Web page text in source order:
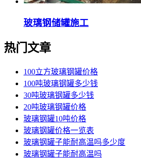
玻璃钢储罐施工
热门文章
100立方玻璃钢罐价格
100吨玻璃钢罐多少钱
30吨玻璃钢罐多少钱
20吨玻璃钢罐价格
玻璃钢罐10吨价格
玻璃钢罐价格一览表
玻璃钢罐子能耐高温吗多少度
玻璃钢罐子能耐高温吗